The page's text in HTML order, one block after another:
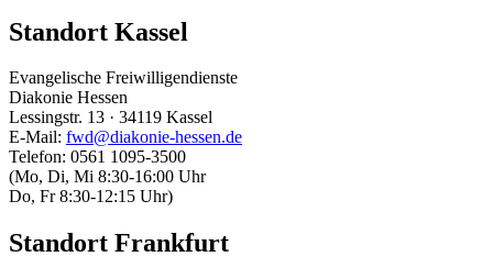
Standort Kassel
Evangelische Freiwilligendienste
Diakonie Hessen
Lessingstr. 13 · 34119 Kassel
E-Mail: fwd@diakonie-hessen.de
Telefon: 0561 1095-3500
(Mo, Di, Mi 8:30-16:00 Uhr
Do, Fr 8:30-12:15 Uhr)
Standort Frankfurt